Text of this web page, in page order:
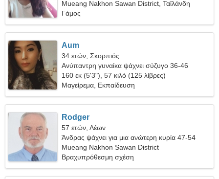
πραγματική σχέση
Mueang Nakhon Sawan District, Ταϊλάνδη
Γάμος
Aum
34 ετών, Σκορπιός
Ανύπαντρη γυναίκα ψάχνει σύζυγο 36-46
160 εκ (5'3"), 57 κιλό (125 λίβρες)
Μαγείρεμα, Εκπαίδευση
Rodger
57 ετών, Λέων
Άνδρας ψάχνει για μια ανώτερη κυρία 47-54
Mueang Nakhon Sawan District
Βραχυπρόθεσμη σχέση